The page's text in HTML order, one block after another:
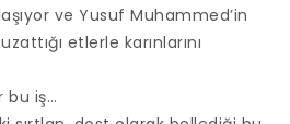
ve Yusuf Muhammed’in
etlerle karınlarını
bu iş…